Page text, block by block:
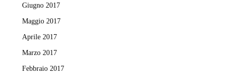
Giugno 2017
Maggio 2017
Aprile 2017
Marzo 2017
Febbraio 2017